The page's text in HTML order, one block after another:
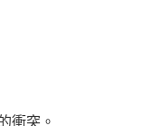
衝突。